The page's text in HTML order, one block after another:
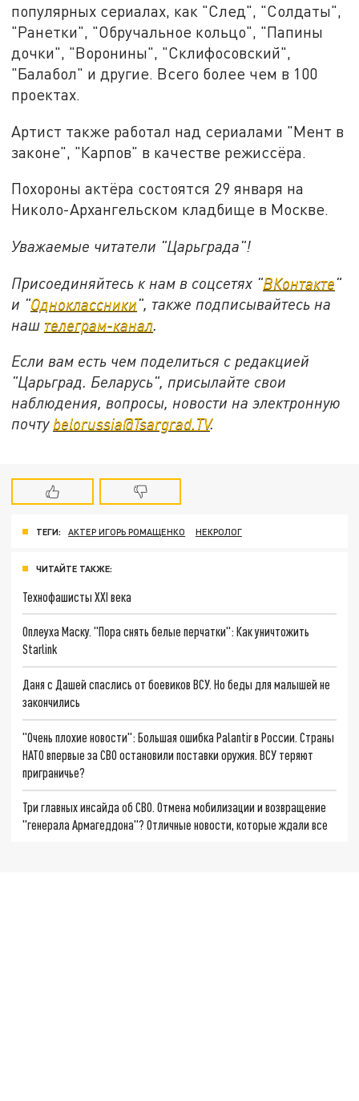
популярных сериалах, как "След", "Солдаты",
"Ранетки", "Обручальное кольцо", "Папины
дочки", "Воронины", "Склифосовский",
"Балабол" и другие. Всего более чем в 100
проектах.
Артист также работал над сериалами "Мент в
законе", "Карпов" в качестве режиссёра.
Похороны актёра состоятся 29 января на
Николо-Архангельском кладбище в Москве.
Уважаемые читатели "Царьграда"!
Присоединяйтесь к нам в соцсетях "ВКонтакте"
и "Одноклассники", также подписывайтесь на
наш телеграм-канал
Если вам есть чем поделиться с редакцией
"Царьград. Беларусь", присылайте свои
наблюдения, вопросы, новости на электронную
почту belorussia@Tsargrad.TV.
ТЕГИ: АКТЕР ИГОРЬ РОМАЩЕНКО НЕКРОЛОГ
ЧИТАЙТЕ ТАКЖЕ:
Технофашисты XXI века
Оплеуха Маску. "Пора снять белые перчатки": Как уничтожить
Starlink
Даня с Дашей спаслись от боевиков ВСУ. Но беды для малышей не
закончились
"Очень плохие новости": Большая ошибка Palantir в России. Страны
НАТО впервые за СВО остановили поставки оружия. ВСУ теряют
приграничье?
Три главных инсайда об СВО. Отмена мобилизации и возвращение
"генерала Армагеддона"? Отличные новости, которые ждали все